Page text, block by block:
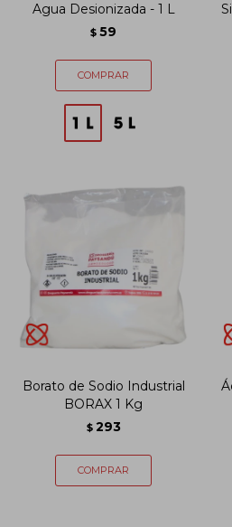
Agua Desionizada - 1 L
$ 59
Borato de Sodio Industrial
BORAX 1 Kg
$ 293